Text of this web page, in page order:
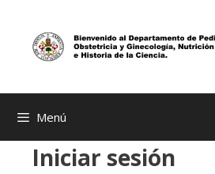
contenido
Menú
Iniciar sesión